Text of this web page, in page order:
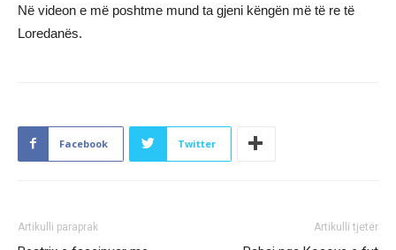
Në videon e më poshtme mund ta gjeni këngën më të re të
Loredanës.
Facebook Twitter
Artikulli paraprak Artikulli tjetër